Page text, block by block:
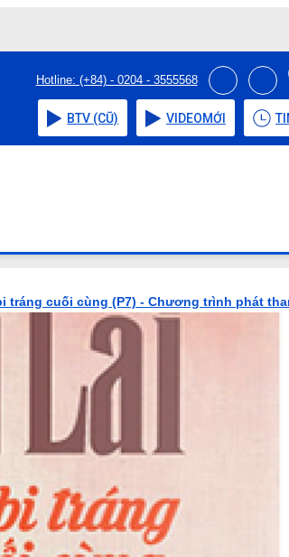
Hotline: (+84) - 0204 - 3555568
BTV (CŨ) VIDEOMỚI
tráng cuối cùng (P7) - Chương trình phát